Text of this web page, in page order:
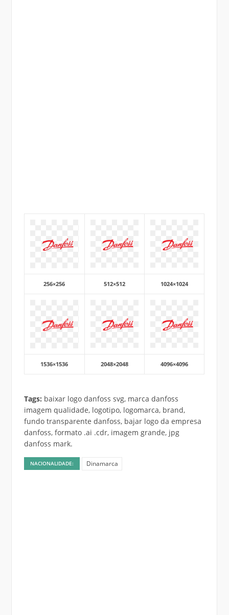
256×256 512×512 1024×1024
1536×1536 2048×2048 4096×4096
Tags: baixar logo danfoss svg, marca danfoss
imagem qualidade, logotipo, logomarca, brand,
fundo transparente danfoss, bajar logo da empresa
danfoss, formato .ai .cdr, imagem grande, jpg
danfoss mark.
NACIONALIDADE: Dinamarca